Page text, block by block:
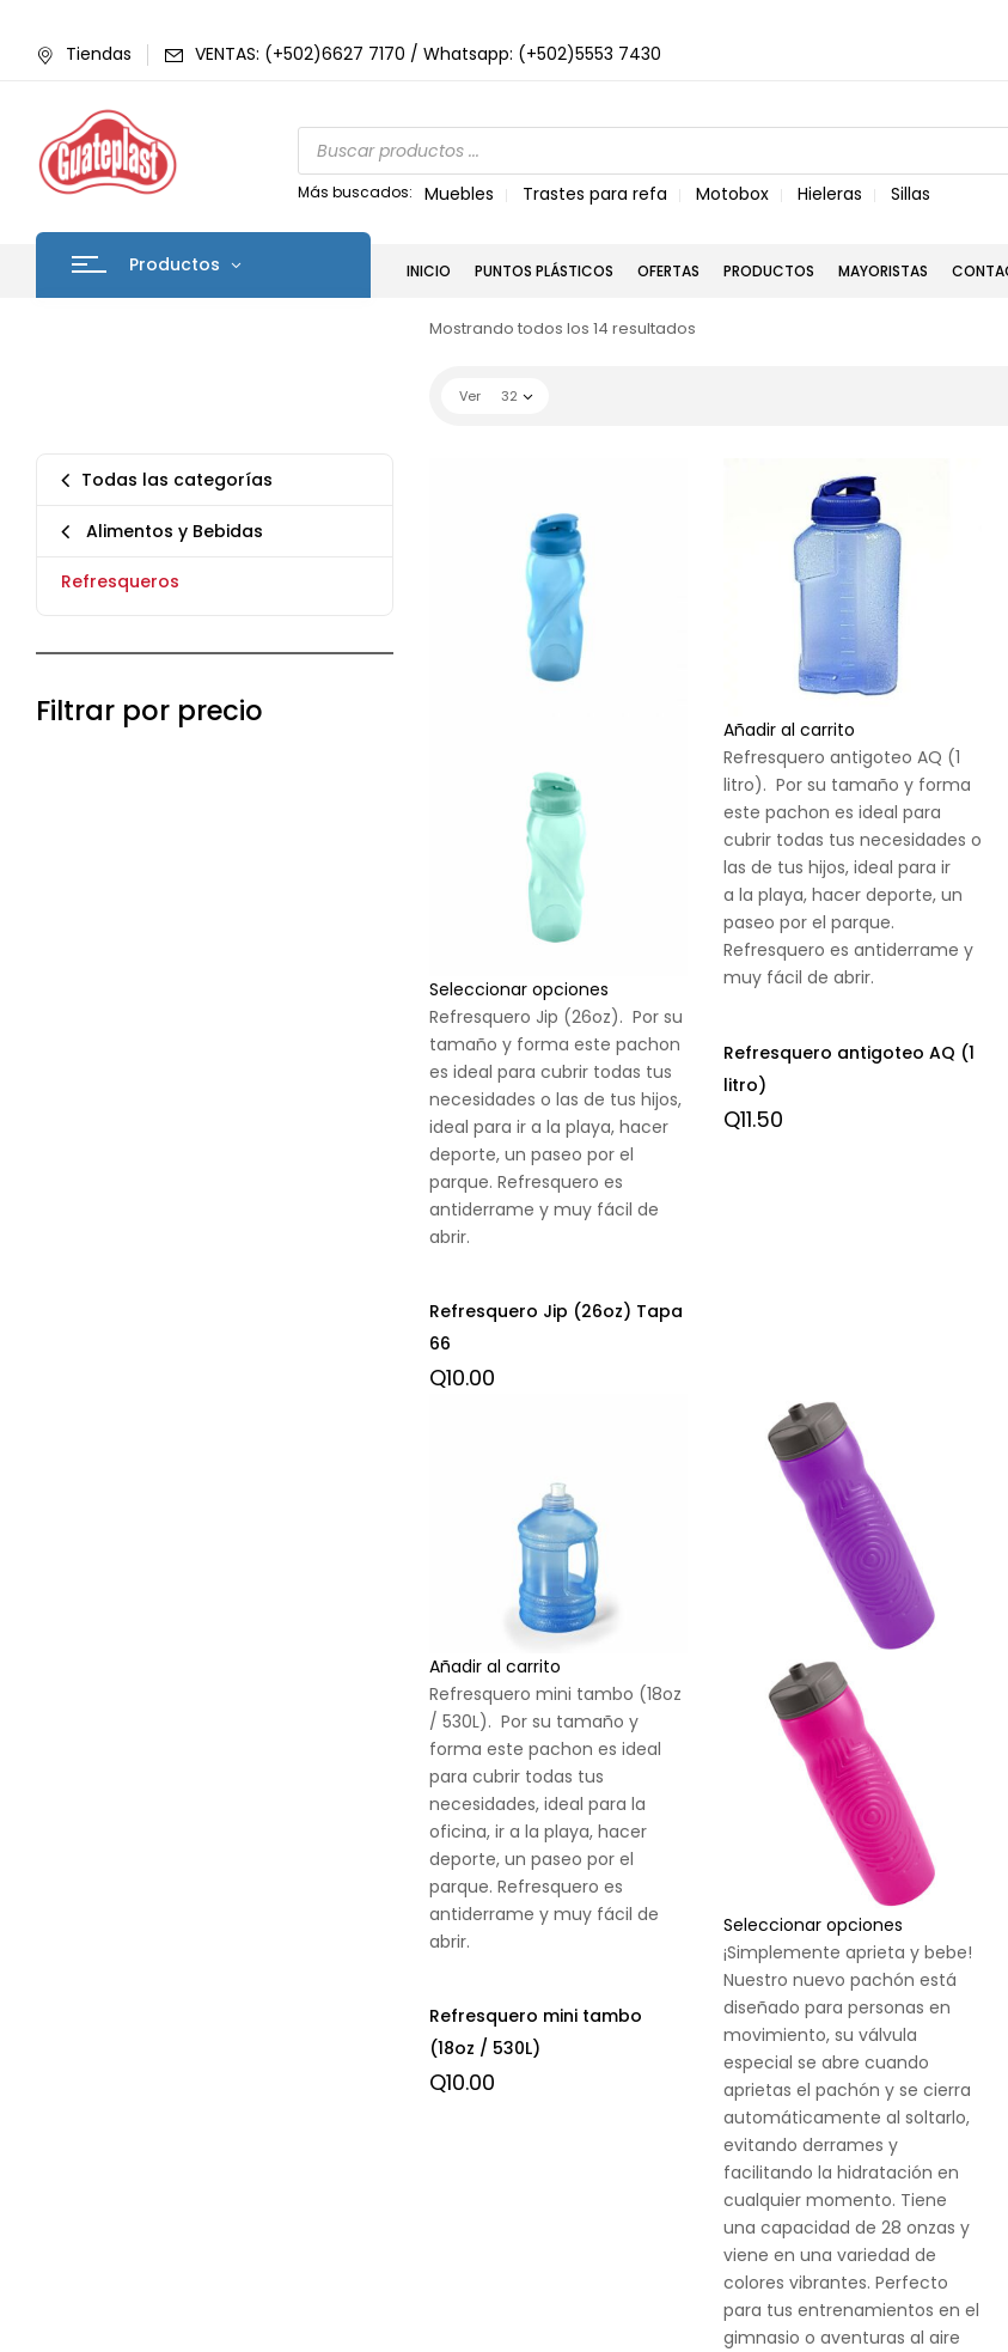
Tiendas VENTAS: (+502)6627 7170 / Whatsapp: (+502)5553 7430
Más buscados: Muebles Trastes para refa Motobox Hieleras Sillas
Productos INICIO PUNTOS PLÁSTICOS OFERTAS PRODUCTOS MAYORISTAS
Todas las categorías
Alimentos y Bebidas
Refresqueros
Filtrar por precio
Mostrando todos los 14 resultados
Ver 32
Seleccionar opciones
Refresquero Jip (26oz). Por su
tamaño y forma este pachon
es ideal para cubrir todas tus
necesidades o las de tus hijos,
ideal para ir a la playa, hacer
deporte, un paseo por el
parque. Refresquero es
antiderrame y muy fácil de
abrir.
Refresquero Jip (26oz) Tapa
66
Q10.00
Añadir al carrito
Refresquero antigoteo AQ (1
litro). Por su tamaño y forma
este pachon es ideal para
cubrir todas tus necesidades o
las de tus hijos, ideal para ir
a la playa, hacer deporte, un
paseo por el parque.
Refresquero es antiderrame y
muy fácil de abrir.
Refresquero antigoteo AQ (1
litro)
Q11.50
Añadir al carrito
Refresquero mini tambo (18oz
/ 530L). Por su tamaño y
forma este pachon es ideal
para cubrir todas tus
necesidades, ideal para la
oficina, ir a la playa, hacer
deporte, un paseo por el
parque. Refresquero es
antiderrame y muy fácil de
abrir.
Refresquero mini tambo
(18oz / 530L)
Q10.00
Seleccionar opciones
¡Simplemente aprieta y bebe!
Nuestro nuevo pachón está
diseñado para personas en
movimiento, su válvula
especial se abre cuando
aprietas el pachón y se cierra
automáticamente al soltarlo,
evitando derrames y
facilitando la hidratación en
cualquier momento. Tiene
una capacidad de 28 onzas y
viene en una variedad de
colores vibrantes. Perfecto
para tus entrenamientos en el
gimnasio o aventuras al aire